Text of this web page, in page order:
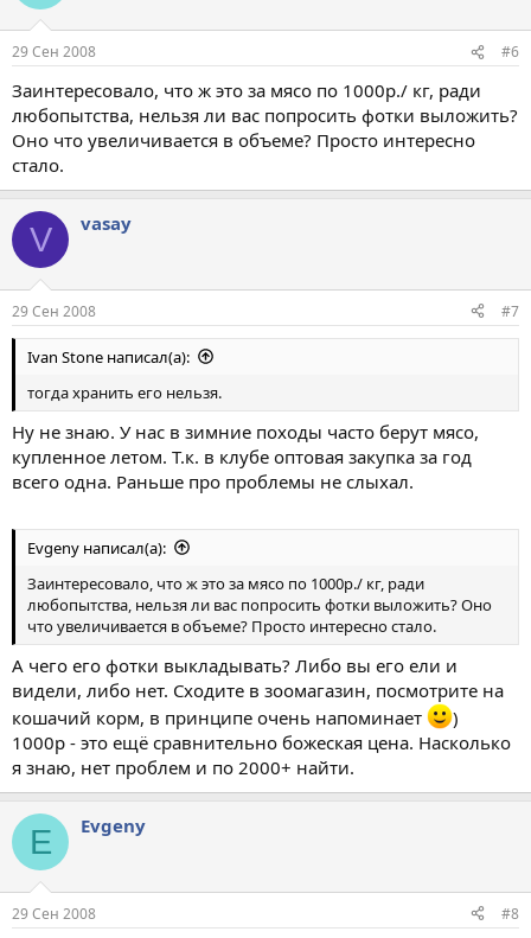
29 Сен 2008 #6
Заинтересовало, что ж это за мясо по 1000р./ кг, ради
любопытства, нельзя ли вас попросить фотки выложить?
Оно что увеличивается в объеме? Просто интересно
стало.
V vasay
29 Сен 2008 #7
Ivan Stone написал(а):
тогда хранить его нельзя.
Ну не знаю. У нас в зимние походы часто берут мясо,
купленное летом. Т.к. в клубе оптовая закупка за год
всего одна. Раньше про проблемы не слыхал.
Evgeny написал(а):
Заинтересовало, что ж это за мясо по 1000р./ кг, ради
любопытства, нельзя ли вас попросить фотки выложить? Оно
что увеличивается в объеме? Просто интересно стало.
А чего его фотки выкладывать? Либо вы его ели и
видели, либо нет. Сходите в зоомагазин, посмотрите на
кошачий корм, в принципе очень напоминает
)
1000р - это ещё сравнительно божеская цена. Насколько
я знаю, нет проблем и по 2000+ найти.
E Evgeny
29 Сен 2008 #8